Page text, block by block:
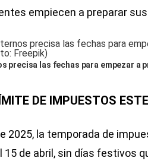
empiecen a preparar
precisa las fechas para empezar a
DE IMPUESTOS
2025, la temporada de
de abril, sin días festivos